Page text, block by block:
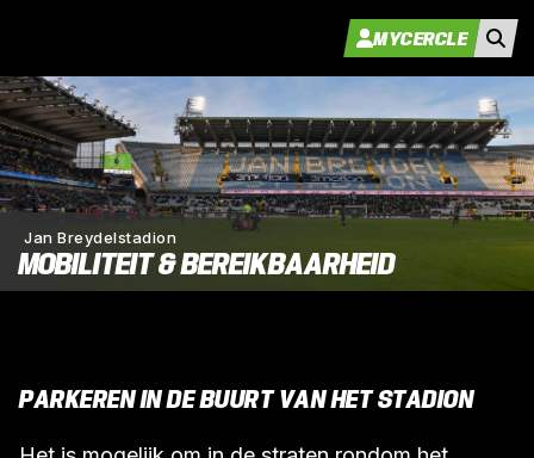
MYCERCLE
Jan Breydelstadion
MOBILITEIT & BEREIKBAARHEID
PARKEREN IN DE BUURT VAN HET STADION